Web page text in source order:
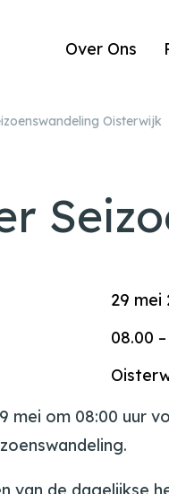
Over Ons
Oisterwijk
29 mei
08.00
mei om 08:00 uur